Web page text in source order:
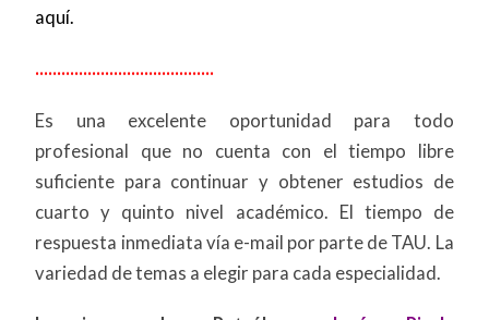
aquí.
.........................................
Es una excelente oportunidad para todo
profesional que no cuenta con el tiempo libre
suficiente para continuar y obtener estudios de
cuarto y quinto nivel académico. El tiempo de
respuesta inmediata vía e-mail por parte de TAU. La
variedad de temas a elegir para cada especialidad.